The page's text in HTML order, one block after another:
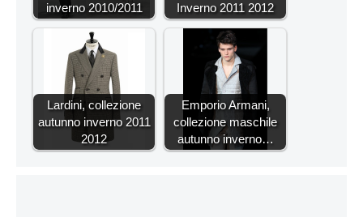
inverno 2010/2011
Inverno 2011 2012
Lardini, collezione
autunno inverno 2011
2012
Emporio Armani,
collezione maschile
autunno inverno…